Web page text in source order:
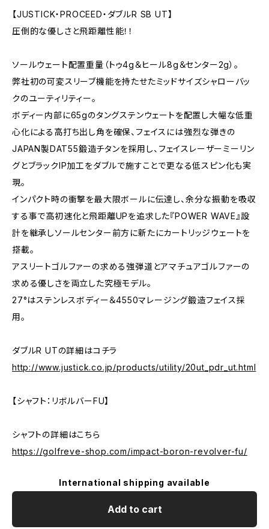
【JUSTICK・PROCEED・ダブルR SB UT】
圧倒的な優しさと飛距離性能！！
ソールウェート配置重量（トゥ4g＆ヒール8g＆センター2g）。
弊社初の可変スリーブ機能を持たせたミッドサイズシャローバッ
クのユーティリティー。
ボディー内部に65gのタングステンウェートを配置し大幅な低重
心化による高打ち出し角を確保、フェイスには強烈な弾きの
JAPAN製DAT55鍛造チタンを採用し、フェイスレーザーミーリン
グとブラックIP加工をダブルで施すことで更なる低スピン化も実
現。
インパクト時の衝撃を最大限ボールに伝達し、余分な振動を吸収
する事で高初速化と飛距離UPを追求した『POWER WAVE』設
計を継承しソールセンター前方に新たにカートリッジウェートを
搭載。
アスリートゴルファーの求める強弾道とアマチュアゴルファーの
求める優しさを両立した究極モデル。
27°はステンレスボディー＆4550マレージング鍛造フェイス採
用。
ダブルR UTの詳細はコチラ
http://www.justick.co.jp/products/utility/20ut_pdr_ut.html
【シャフト：リボルバーFU】
シャフトの詳細はこちら
https://golfreve-shop.com/impact-boron-revolver-fu/
International shipping available
Add to cart